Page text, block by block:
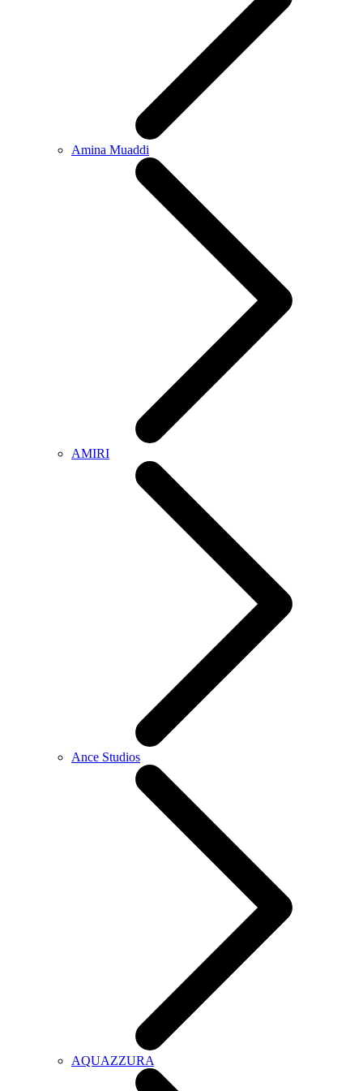
Amina Muaddi
AMIRI
Ance Studios
AQUAZZURA